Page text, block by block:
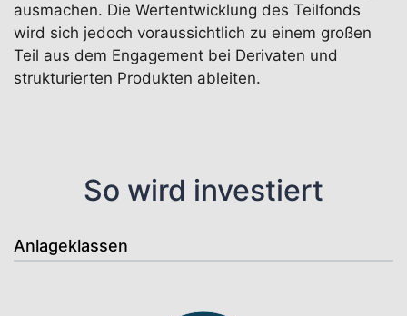
ausmachen. Die Wertentwicklung des Teilfonds
wird sich jedoch voraussichtlich zu einem großen
Teil aus dem Engagement bei Derivaten und
strukturierten Produkten ableiten.
So wird investiert
Anlageklassen